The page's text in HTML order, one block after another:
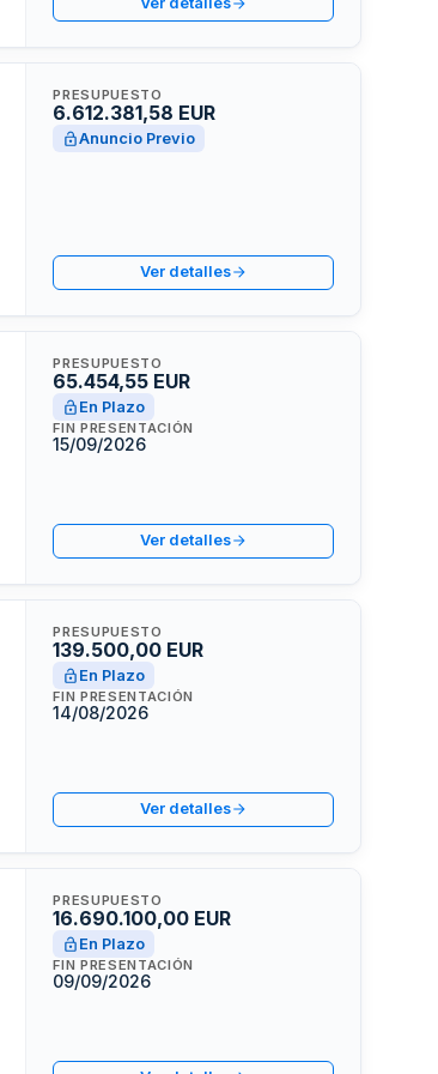
PRESUPUESTO
6.612.381,58 EUR
Anuncio Previo
Ver detalles
PRESUPUESTO
65.454,55 EUR
En Plazo
FIN PRESENTACIÓN
15/09/2026
Ver detalles
PRESUPUESTO
139.500,00 EUR
En Plazo
FIN PRESENTACIÓN
14/08/2026
Ver detalles
PRESUPUESTO
16.690.100,00 EUR
En Plazo
FIN PRESENTACIÓN
09/09/2026